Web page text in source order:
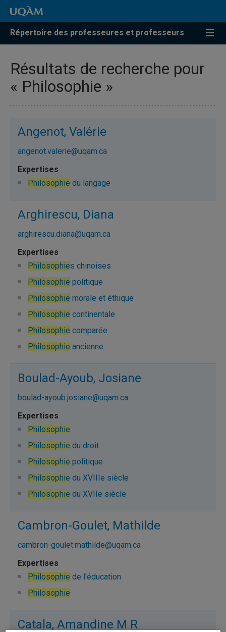
Répertoire des professeures et professeurs
Résultats de recherche pour
« Philosophie »
Angenot, Valérie
angenot.valerie@uqam.ca
Philosophie du langage
Arghirescu, Diana
arghirescu.diana@uqam.ca
Philosophies chinoises
Philosophie politique
Philosophie morale et éthique
Philosophie continentale
Philosophie comparée
Philosophie ancienne
Boulad-Ayoub, Josiane
boulad-ayoub.josiane@uqam.ca
Philosophie
Philosophie du droit
Philosophie politique
Philosophie du XVIIIe siècle
Philosophie du XVIIe siècle
Cambron-Goulet, Mathilde
cambron-goulet.mathilde@uqam.ca
Philosophie de l'éducation
Philosophie
Catala, Amandine M R